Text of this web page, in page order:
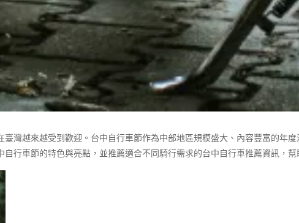
灣越來越受到歡迎。台中自行車節作為中部地區規模盛大、內容豐富的年
行車節的特色與亮點，並推薦適合不同騎行需求的台中自行車推薦資訊，幫